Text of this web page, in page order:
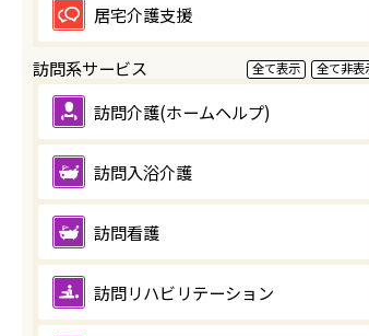
居宅介護支援
訪問系サービス 全て表示 全て非表
訪問介護(ホームヘルプ)
訪問入浴介護
訪問看護
訪問リハビリテーション